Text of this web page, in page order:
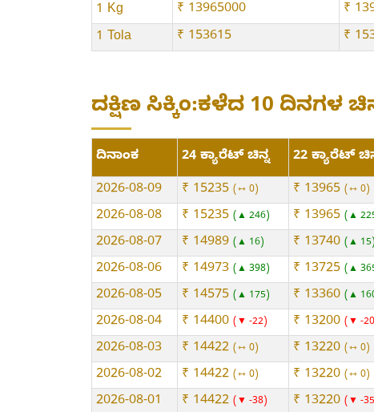
1 Kg
₹ 13965000 ₹
1 Tola
₹ 153615 ₹
ದಕ್ಷಿಣ ಸಿಕ್ಕಿಂ:ಕಳೆದ 10 ದಿನಗಳ
ದಿನಾಂಕ 24 ಕ್ಯಾರೆಟ್ ಚಿನ್ನ 22 ಕ್ಯಾರೆಟ್
2026-08-09
₹ 15235 ⇿ 0 ₹ 13965 ⇿ 0
2026-08-08 ₹ 15235 ▲ 246 ₹ 13965 ▲
2026-08-07 ₹ 14989 ▲ 16 ₹ 13740 ▲ 15
2026-08-06 ₹ 14973 ▲ 398 ₹ 13725 ▲
2026-08-05 ₹ 14575 ▲ 175 ₹ 13360 ▲
2026-08-04 ₹ 14400 ▼ -22 ₹ 13200 ▼ -20
2026-08-03 ₹ 14422 ⇿ 0 ₹ 13220 ⇿ 0
2026-08-02 ₹ 14422 ⇿ 0 ₹ 13220 ⇿ 0
2026-08-01 ₹ 14422 ▼ -38 ₹ 13220 ▼ -35